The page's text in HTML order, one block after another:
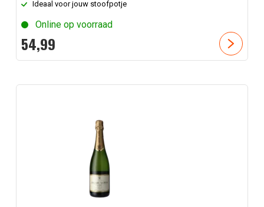
Ideaal voor jouw stoofpotje
Online op voorraad
54,99